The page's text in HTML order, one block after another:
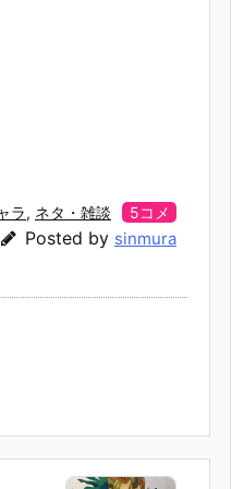
ラ, ネタ・雑談 5コメ
Posted by sinmura